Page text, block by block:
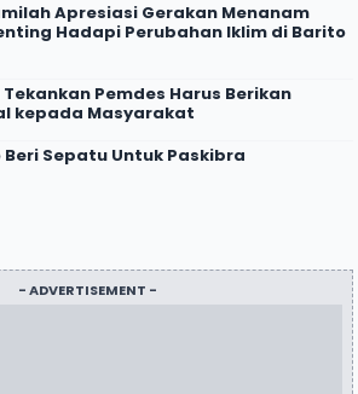
Apresiasi Gerakan Menanam
Hadapi Perubahan Iklim di Barito
Pemdes Harus Berikan
kepada Masyarakat
Beri Sepatu Untuk Paskibra
- ADVERTISEMENT -